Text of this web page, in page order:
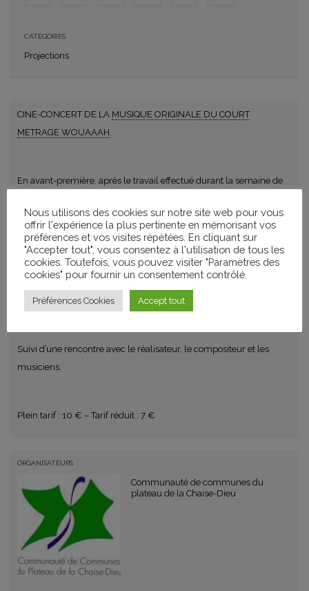
CATÉGORIES
Projections
CINE-CONCERT DE LA MUSIQUE ORIGINALE DU COURT
METRAGE WOUAAAH
En avant-première, après le travail effectué durant la semaine de
et du compositeurJean-Christophe Onno, organisation d’un ciné-
concert pour découvrir la musique originale du court métrage.
Interprétation par les professeurs du conservatoire du Puy-en-
Velay.
Suivi d’une rencontre avec le réalisateur, le compositeur et les
musiciens.
Plein tarif : 10 € – Tarif réduit : 7 €
ORGANISATEURS
Communauté de communes du
plateau de la Chaise-Dieu
Nous utilisons des cookies sur notre site web pour vous
offrir l'expérience la plus pertinente en mémorisant vos
préférences et vos visites répétées. En cliquant sur
"Accepter tout", vous consentez à l'utilisation de tous les
cookies. Toutefois, vous pouvez visiter "Paramètres des
cookies" pour fournir un consentement contrôlé.
Préférences Cookies Accept tout